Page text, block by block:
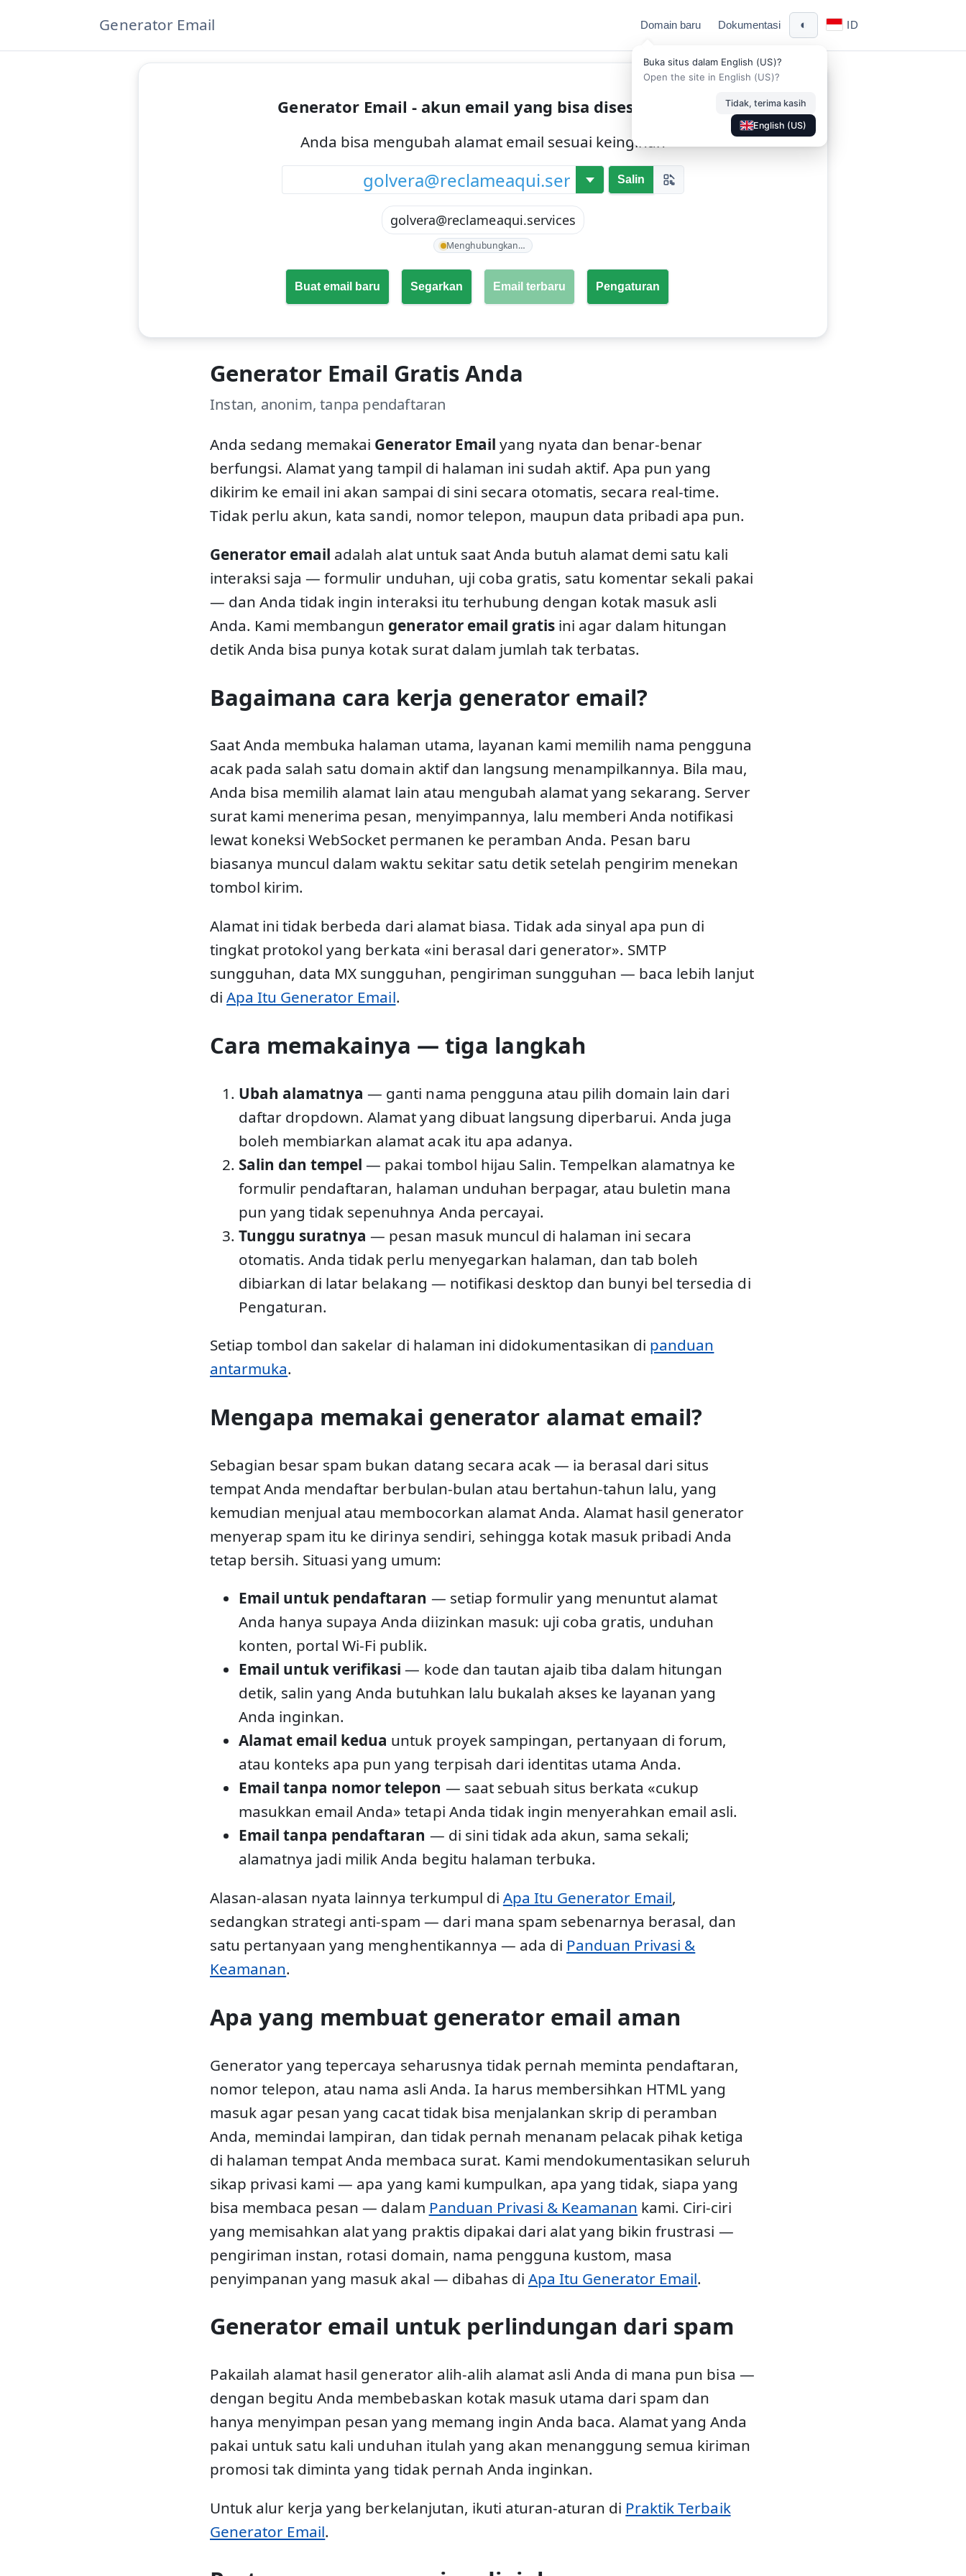
Generator Email Domain baru Dokumentasi ◐ ID
Buka situs dalam English (US)?
Open the site in English (US)?
Tidak, terima kasih
English (US)
Generator Email - akun email yang bisa disesuaikan
Anda bisa mengubah alamat email sesuai keinginan
@ Salin
golvera@reclameaqui.services
Menghubungkan…
Buat email baru Segarkan Email terbaru Pengaturan
Generator Email Gratis Anda
Instan, anonim, tanpa pendaftaran
Anda sedang memakai Generator Email yang nyata dan benar-benar
berfungsi. Alamat yang tampil di halaman ini sudah aktif. Apa pun yang
dikirim ke email ini akan sampai di sini secara otomatis, secara real-time.
Tidak perlu akun, kata sandi, nomor telepon, maupun data pribadi apa pun.
Generator email adalah alat untuk saat Anda butuh alamat demi satu kali
interaksi saja — formulir unduhan, uji coba gratis, satu komentar sekali pakai
— dan Anda tidak ingin interaksi itu terhubung dengan kotak masuk asli
Anda. Kami membangun generator email gratisini agar dalam hitungan
detik Anda bisa punya kotak surat dalam jumlah tak terbatas.
Bagaimana cara kerja generator email?
Saat Anda membuka halaman utama, layanan kami memilih nama pengguna
acak pada salah satu domain aktif dan langsung menampilkannya. Bila mau,
Anda bisa memilih alamat lain atau mengubah alamat yang sekarang. Server
surat kami menerima pesan, menyimpannya, lalu memberi Anda notifikasi
lewat koneksi WebSocket permanen ke peramban Anda. Pesan baru
biasanya muncul dalam waktu sekitar satu detik setelah pengirim menekan
tombol kirim.
Alamat ini tidak berbeda dari alamat biasa. Tidak ada sinyal apa pun di
tingkat protokol yang berkata «ini berasal dari generator». SMTP
sungguhan, data MX sungguhan, pengiriman sungguhan — baca lebih lanjut
diApa Itu Generator Email.
Cara memakainya — tiga langkah
Ubah alamatnya — ganti nama pengguna atau pilih domain lain dari
daftar dropdown. Alamat yang dibuat langsung diperbarui. Anda juga
boleh membiarkan alamat acak itu apa adanya.
Salin dan tempel — pakai tombol hijau Salin. Tempelkan alamatnya ke
formulir pendaftaran, halaman unduhan berpagar, atau buletin mana
pun yang tidak sepenuhnya Anda percayai.
Tunggu suratnya — pesan masuk muncul di halaman ini secara
otomatis. Anda tidak perlu menyegarkan halaman, dan tab boleh
dibiarkan di latar belakang — notifikasi desktop dan bunyi bel tersedia di
Pengaturan.
Setiap tombol dan sakelar di halaman ini didokumentasikan di panduan
antarmuka.
Mengapa memakai generator alamat email?
Sebagian besar spam bukan datang secara acak — ia berasal dari situs
tempat Anda mendaftar berbulan-bulan atau bertahun-tahun lalu, yang
kemudian menjual atau membocorkan alamat Anda. Alamat hasil generator
menyerap spam itu ke dirinya sendiri, sehingga kotak masuk pribadi Anda
tetap bersih. Situasi yang umum:
Email untuk pendaftaran — setiap formulir yang menuntut alamat
Anda hanya supaya Anda diizinkan masuk: uji coba gratis, unduhan
konten, portal Wi-Fi publik.
Email untuk verifikasi — kode dan tautan ajaib tiba dalam hitungan
detik, salin yang Anda butuhkan lalu bukalah akses ke layanan yang
Anda inginkan.
Alamat email kedua untuk proyek sampingan, pertanyaan di forum,
atau konteks apa pun yang terpisah dari identitas utama Anda.
Email tanpa nomor telepon — saat sebuah situs berkata «cukup
masukkan email Anda» tetapi Anda tidak ingin menyerahkan email asli.
Email tanpa pendaftaran — di sini tidak ada akun, sama sekali;
alamatnya jadi milik Anda begitu halaman terbuka.
Alasan-alasan nyata lainnya terkumpul di Apa Itu Generator Email,
sedangkan strategi anti-spam — dari mana spam sebenarnya berasal, dan
satu pertanyaan yang menghentikannya — ada di Panduan Privasi &
Keamanan.
Apa yang membuat generator email aman
Generator yang tepercaya seharusnya tidak pernah meminta pendaftaran,
nomor telepon, atau nama asli Anda. Ia harus membersihkan HTML yang
masuk agar pesan yang cacat tidak bisa menjalankan skrip di peramban
Anda, memindai lampiran, dan tidak pernah menanam pelacak pihak ketiga
di halaman tempat Anda membaca surat. Kami mendokumentasikan seluruh
sikap privasi kami — apa yang kami kumpulkan, apa yang tidak, siapa yang
bisa membaca pesan — dalam Panduan Privasi & Keamanan kami. Ciri-ciri
yang memisahkan alat yang praktis dipakai dari alat yang bikin frustrasi —
pengiriman instan, rotasi domain, nama pengguna kustom, masa
penyimpanan yang masuk akal — dibahas di Apa Itu Generator Email.
Generator email untuk perlindungan dari spam
Pakailah alamat hasil generator alih-alih alamat asli Anda di mana pun bisa —
dengan begitu Anda membebaskan kotak masuk utama dari spam dan
hanya menyimpan pesan yang memang ingin Anda baca. Alamat yang Anda
pakai untuk satu kali unduhan itulah yang akan menanggung semua kiriman
promosi tak diminta yang tidak pernah Anda inginkan.
Untuk alur kerja yang berkelanjutan, ikuti aturan-aturan di Praktik Terbaik
Generator Email.